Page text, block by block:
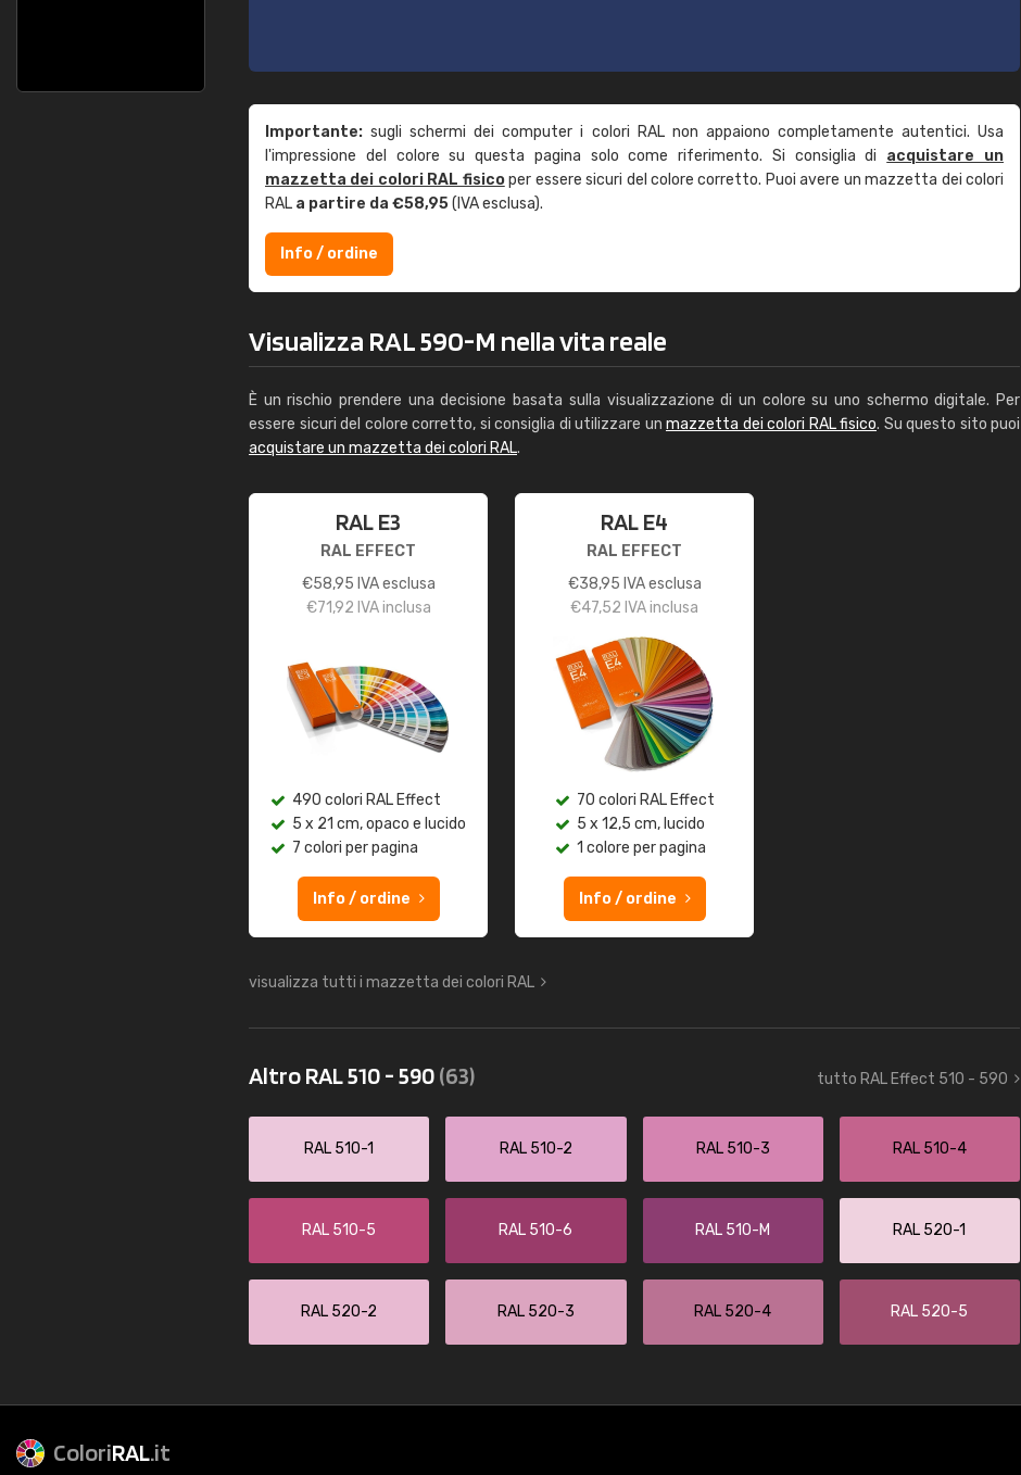
Importante: sugli schermi dei computer i colori RAL non appaiono completamente autentici. Usa
l'impressione del colore su questa pagina solo come riferimento. Si consiglia di acquistare un
mazzetta dei colori RAL fisicoper essere sicuri del colore corretto. Puoi avere un mazzetta dei colori
RAL a partire da €58,95(IVA esclusa).
Info / ordine
Visualizza RAL 590-M nella vita reale
È un rischio prendere una decisione basata sulla visualizzazione di un colore su uno schermo digitale. Per
essere sicuri del colore corretto, si consiglia di utilizzare un mazzetta dei colori RAL fisico. Su questo sito puoi
acquistare un mazzetta dei colori RAL.
RAL E3
RAL EFFECT
€58,95 IVA esclusa
€71,92 IVA inclusa
490 colori RAL Effect
5 x 21 cm, opaco e lucido
7 colori per pagina
Info / ordine
RAL E4
RAL EFFECT
€38,95 IVA esclusa
€47,52 IVA inclusa
70 colori RAL Effect
5 x 12,5 cm, lucido
1 colore per pagina
Info / ordine
visualizza tutti i mazzetta dei colori RAL
Altro RAL 510 - 590(63) tutto RAL Effect 510 - 590
RAL 510-1 RAL 510-2 RAL 510-3 RAL 510-4
RAL 510-5 RAL 510-6 RAL 510-M RAL 520-1
RAL 520-2 RAL 520-3 RAL 520-4 RAL 520-5
ColoriRAL.it